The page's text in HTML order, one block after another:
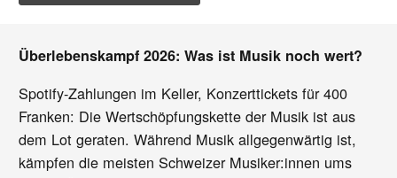
Überlebenskampf 2026: Was ist Musik noch wert?
Spotify-Zahlungen im Keller, Konzerttickets für 400
Franken: Die Wertschöpfungskette der Musik ist aus
dem Lot geraten. Während Musik allgegenwärtig ist,
kämpfen die meisten Schweizer Musiker:innen ums